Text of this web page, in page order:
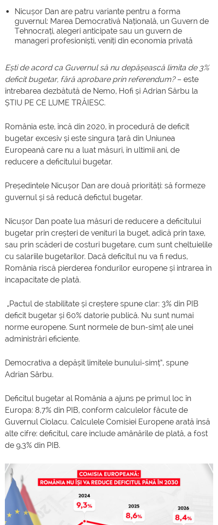
Nicușor Dan are patru variante pentru a forma
guvernul: Marea Democrativă Națională, un Guvern de
Tehnocrați, alegeri anticipate sau un guvern de
manageri profesioniști, veniți din economia privată
Ești de acord ca Guvernul să nu depășească limita de 3%
deficit bugetar, fără aprobare prin referendum?– este
întrebarea dezbătută de Nemo, Hofi și Adrian Sârbu la
ȘTIU PE CE LUME TRĂIESC.
România este, încă din 2020, în procedură de deficit
bugetar excesiv și este singura țară din Uniunea
Europeană care nu a luat măsuri, în ultimii ani, de
reducere a deficitului bugetar.
Președintele Nicușor Dan are două priorități: să formeze
guvernul și să reducă defictul bugetar.
Nicușor Dan poate lua măsuri de reducere a deficitului
bugetar prin creșteri de venituri la buget, adică prin taxe,
sau prin scăderi de costuri bugetare, cum sunt cheltuielile
cu salariile bugetarilor. Dacă deficitul nu va fi redus,
România riscă pierderea fondurilor europene și intrarea în
incapacitate de plată.
„Pactul de stabilitate și creștere spune clar: 3% din PIB
deficit bugetar și 60% datorie publică. Nu sunt numai
norme europene. Sunt normele de bun-simț ale unei
administrări eficiente.
Democrativa a depășit limitele bunului-simț”, spune
Adrian Sârbu.
Deficitul bugetar al România a ajuns pe primul loc în
Europa: 8,7% din PIB, conform calculelor făcute de
Guvernul Ciolacu. Calculele Comisiei Europene arată însă
alte cifre: deficitul, care include amânările de plată, a fost
de 9,3% din PIB.